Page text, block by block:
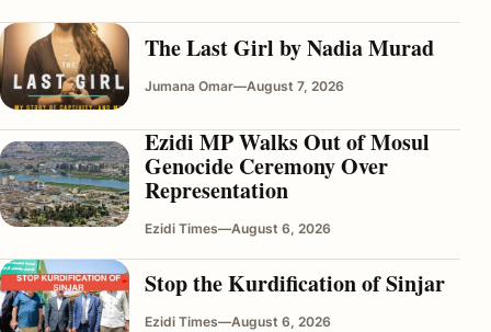
The Last Girl by Nadia Murad
Jumana Omar—August 7, 2026
Ezidi MP Walks Out of Mosul
Genocide Ceremony Over
Representation
Ezidi Times—August 6, 2026
Stop the Kurdification of Sinjar
Ezidi Times—August 6, 2026